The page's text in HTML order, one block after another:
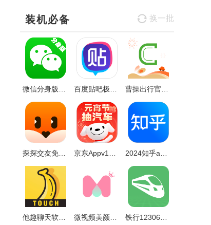
装机必备 换一批
微视频美颜大师app(改名视频美颜大师)v3.1.1